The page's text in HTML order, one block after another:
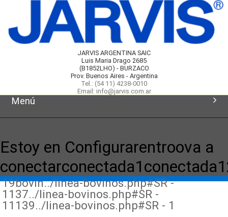
JARVIS ARGENTINA SAIC
Luis Maria Drago 2685
(B1852LHO) - BURZACO
Prov. Buenos Aires - Argentina
Tel.: (54 11) 4238-0010
Email: info@jarvis.com.ar
Menú
Productos
Novedades
Estoy en Configurarentroova a
19bovin../linea-bovinos.php#SR -
1137../linea-bovinos.php#SR -
11139../linea-bovinos.php#SR - 1